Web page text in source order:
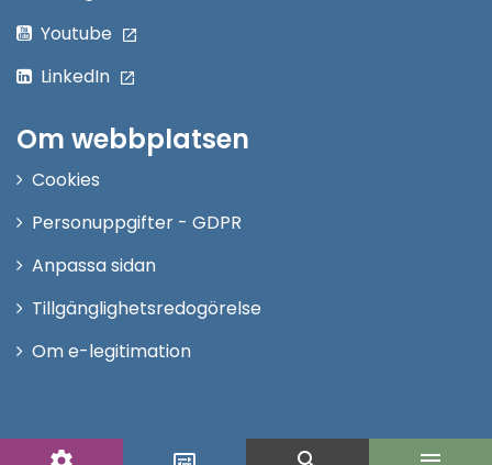
Youtube
LinkedIn
Om webbplatsen
Cookies
Personuppgifter - GDPR
Anpassa sidan
Tillgänglighetsredogörelse
Om e-legitimation